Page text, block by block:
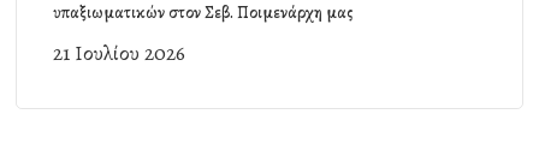
υπαξιωματικών στον Σεβ. Ποιμενάρχη μας
21 Ιουλίου 2026